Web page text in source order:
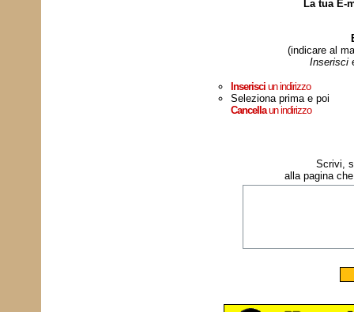
La tua E-
(indicare al
Inserisci
Inserisciun indirizzo
Seleziona prima e poi
Cancellaun indirizzo
Scrivi,
alla pagina